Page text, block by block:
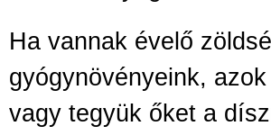
Ha vannak évelő
gyógynövényeink,
vagy tegyük őket a